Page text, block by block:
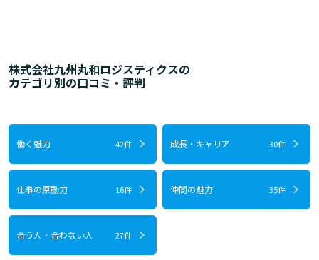
株式会社九州丸和ロジスティクスの
カテゴリ別の口コミ・評判
働く魅力 42件 成長・キャリア 30件
仕事の原動力 16件 仲間の魅力 35件
合う人・合わない人 27件